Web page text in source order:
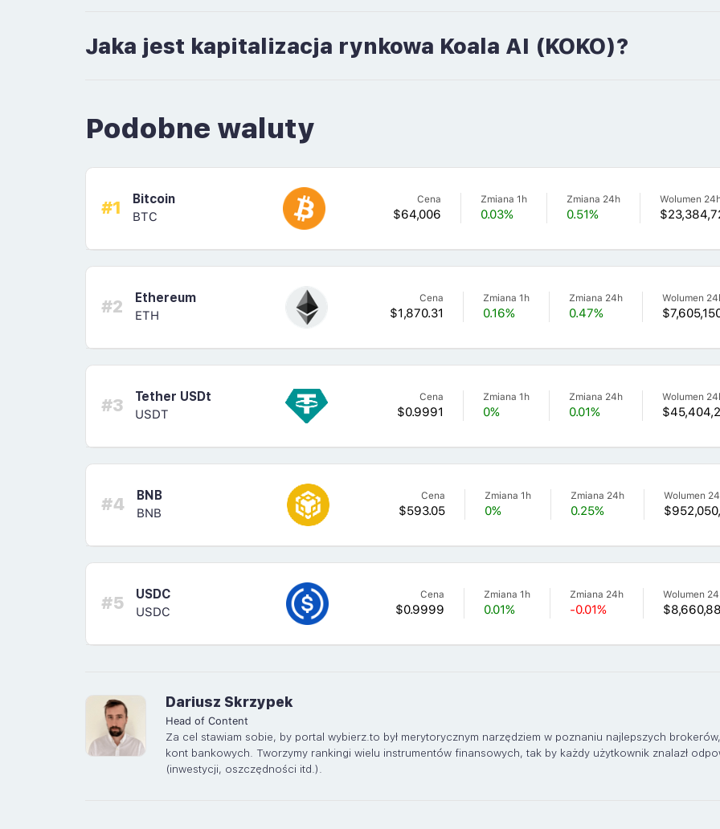
Jaka jest kapitalizacja rynkowa Koala AI (KOKO)?
Podobne waluty
#1
Bitcoin
BTC
Cena
$64,006
Zmiana 1h
0.03%
Zmiana 24h
0.51%
Wolumen
#2
Ethereum
ETH
Cena
$1,870.31
Zmiana 1h
0.16%
Zmiana 24h
0.47%
Wolumen
#3
Tether USDt
USDT
Cena
$0.9991
Zmiana 1h
0%
Zmiana 24h
0.01%
Wolumen
#4
BNB
BNB
Cena
$593.05
Zmiana 1h
0%
Zmiana 24h
0.25%
Wolumen
#5
USDC
USDC
Cena
$0.9999
Zmiana 1h
0.01%
Zmiana 24h
-0.01%
Wolumen
Dariusz Skrzypek
Head of Content
Za cel stawiam sobie, by portal wybierz.to był merytorycznym narzędziem w poznaniu najlepszych
kont bankowych. Tworzymy rankingi wielu instrumentów finansowych, tak by każdy użytkownik znalazł
(inwestycji, oszczędności itd.).